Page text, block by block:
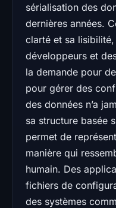
sérialisation des
dernières années.
clarté et sa
développeurs et
la demande pour
pour gérer des
des données n’a
sa structure basée
permet de
manière qui
humain. Des
fichiers de
des systèmes